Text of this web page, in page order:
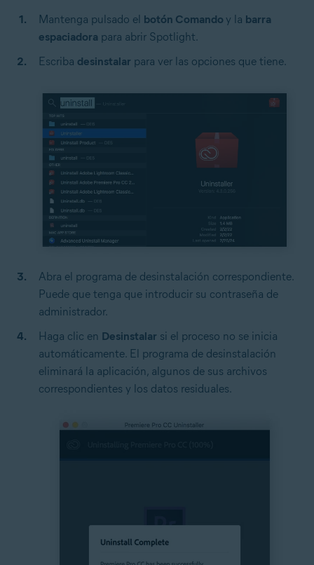
Mantenga pulsado el botón Comando y la barra
espaciadora para abrir Spotlight.
Escriba desinstalar para ver las opciones que tiene.
Abra el programa de desinstalación correspondiente.
Puede que tenga que introducir su contraseña de
administrador.
Haga clic en Desinstalar si el proceso no se inicia
automáticamente. El programa de desinstalación
eliminará la aplicación, algunos de sus archivos
correspondientes y los datos residuales.